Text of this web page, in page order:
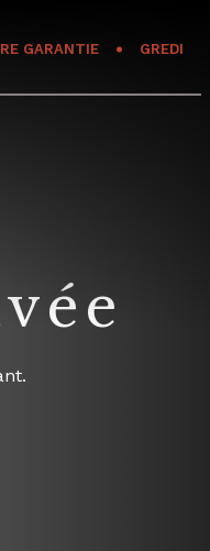
GARANTIE GREDI